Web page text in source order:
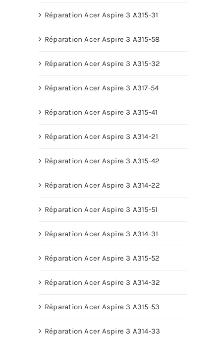
Réparation Acer Aspire 3 A315-31
Réparation Acer Aspire 3 A315-58
Réparation Acer Aspire 3 A315-32
Réparation Acer Aspire 3 A317-54
Réparation Acer Aspire 3 A315-41
Réparation Acer Aspire 3 A314-21
Réparation Acer Aspire 3 A315-42
Réparation Acer Aspire 3 A314-22
Réparation Acer Aspire 3 A315-51
Réparation Acer Aspire 3 A314-31
Réparation Acer Aspire 3 A315-52
Réparation Acer Aspire 3 A314-32
Réparation Acer Aspire 3 A315-53
Réparation Acer Aspire 3 A314-33